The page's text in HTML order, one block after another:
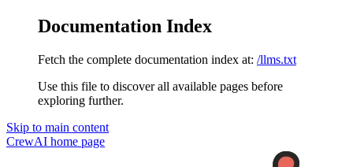
Documentation Index
Fetch the complete documentation index at: /llms.txt
Use this file to discover all available pages before
exploring further.
Skip to main content
CrewAI home page